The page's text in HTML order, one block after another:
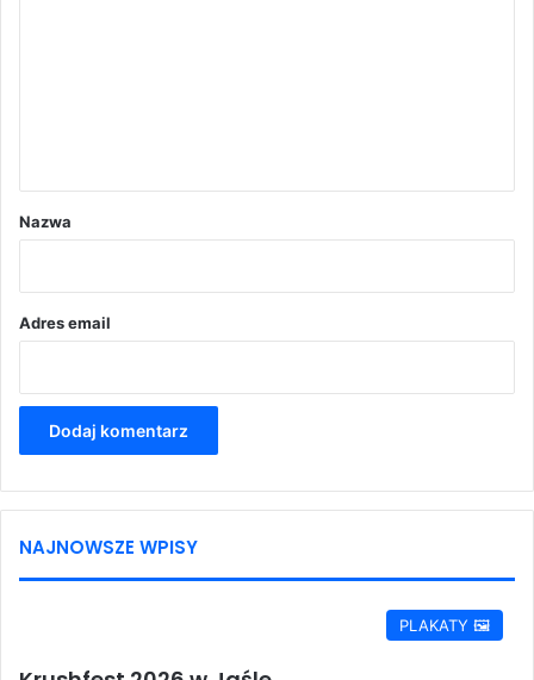
rNazwa
Adres email
NAJNOWSZE WPISY
PLAKATY 🖼️